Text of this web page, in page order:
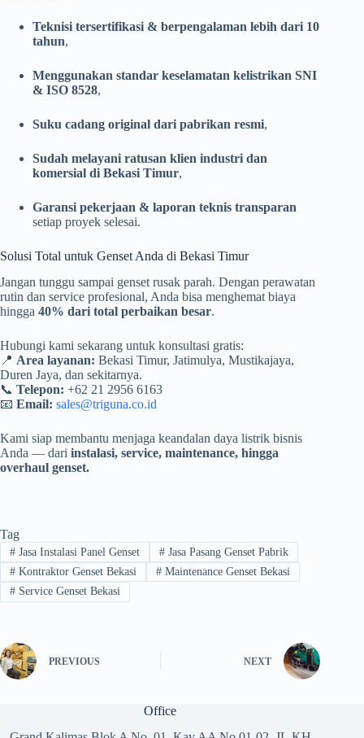
Teknisi tersertifikasi & berpengalaman lebih dari 10
tahun,
Menggunakan standar keselamatan kelistrikan SNI
& ISO 8528,
Suku cadang original dari pabrikan resmi,
Sudah melayani ratusan klien industri dan
komersial di Bekasi Timur,
Garansi pekerjaan & laporan teknis transparan
setiap proyek selesai.
Solusi Total untuk Genset Anda di Bekasi Timur
Jangan tunggu sampai genset rusak parah. Dengan perawatan
rutin dan service profesional, Anda bisa menghemat biaya
hingga 40% dari total perbaikan besar.
Hubungi kami sekarang untuk konsultasi gratis:
📍 Area layanan: Bekasi Timur, Jatimulya, Mustikajaya,
Duren Jaya, dan sekitarnya.
📞 Telepon: +62 21 2956 6163
📧 Email: sales@triguna.co.id
Kami siap membantu menjaga keandalan daya listrik bisnis
Anda — dari instalasi, service, maintenance, hingga
overhaul genset.
Tag
#Jasa Instalasi Panel Genset #Jasa Pasang Genset Pabrik
#Kontraktor Genset Bekasi #Maintenance Genset Bekasi
#Service Genset Bekasi
PREVIOUS NEXT
Office